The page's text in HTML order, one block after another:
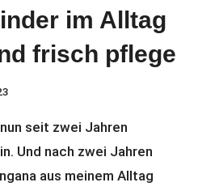
im Alltag
frisch pflege
seit zwei Jahren
Und nach zwei Jahren
aus meinem Alltag